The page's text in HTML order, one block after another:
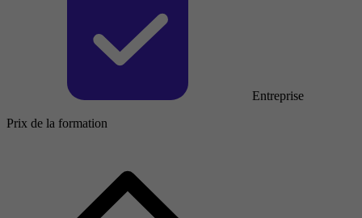
Entreprise
Prix de la formation